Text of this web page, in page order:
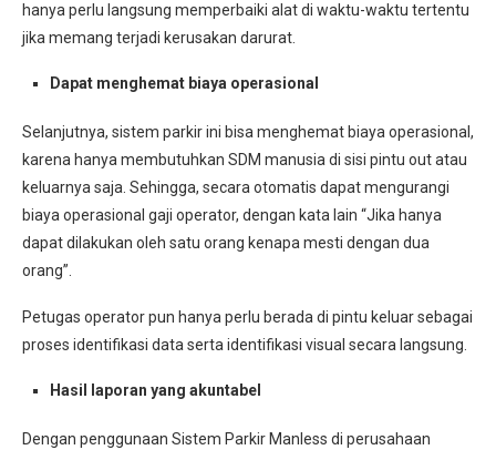
hanya perlu langsung memperbaiki alat di waktu-waktu tertentu
jika memang terjadi kerusakan darurat.
Dapat menghemat biaya operasional
Selanjutnya, sistem parkir ini bisa menghemat biaya operasional,
karena hanya membutuhkan SDM manusia di sisi pintu out atau
keluarnya saja. Sehingga, secara otomatis dapat mengurangi
biaya operasional gaji operator, dengan kata lain “Jika hanya
dapat dilakukan oleh satu orang kenapa mesti dengan dua
orang”.
Petugas operator pun hanya perlu berada di pintu keluar sebagai
proses identifikasi data serta identifikasi visual secara langsung.
Hasil laporan yang akuntabel
Dengan penggunaan Sistem Parkir Manless di perusahaan